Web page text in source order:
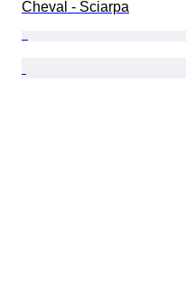
Cheval - Sciarpa